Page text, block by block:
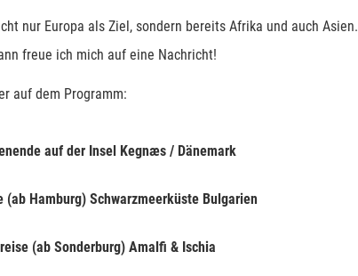
nur Europa als Ziel, sondern bereits Afrika und auch Asien.
freue ich mich auf eine Nachricht!
auf dem Programm:
auf der Insel Kegnæs / Dänemark
Hamburg) Schwarzmeerküste Bulgarien
(ab Sonderburg) Amalfi & Ischia